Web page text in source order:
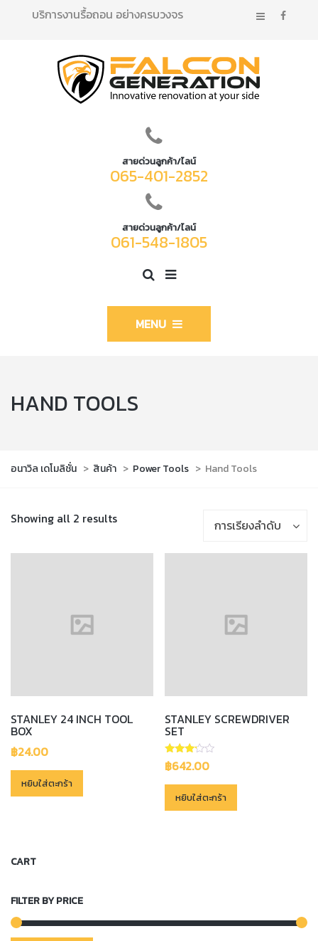
บริการงานรื้อถอน อย่างครบวงจร
สายด่วนลูกค้า/ไลน์
065-401-2852
สายด่วนลูกค้า/ไลน์
061-548-1805
MENU
HAND TOOLS
อนาวิล เดโมลิชั่น > สินค้า > Power Tools > Hand Tools
Showing all 2 results การเรียงลำดับ
STANLEY 24 INCH TOOL
BOX
฿24.00
หยิบใส่ตะกร้า
STANLEY SCREWDRIVER
SET
ให้
คะแนน
1-5
฿642.00
หยิบใส่ตะกร้า
CART
FILTER BY PRICE